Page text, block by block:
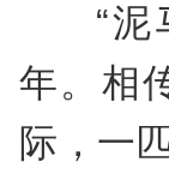
“
年。相
际，一